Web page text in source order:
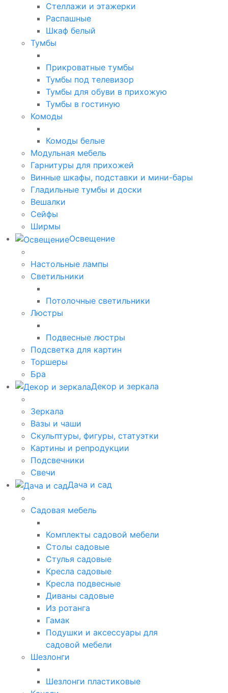
Стеллажи и этажерки
Распашные
Шкаф белый
Тумбы
Прикроватные тумбы
Тумбы под телевизор
Тумбы для обуви в прихожую
Тумбы в гостиную
Комоды
Комоды белые
Модульная мебель
Гарнитуры для прихожей
Винные шкафы, подставки и мини-бары
Гладильные тумбы и доски
Вешалки
Сейфы
Ширмы
Освещение
Настольные лампы
Светильники
Потолочные светильники
Люстры
Подвесные люстры
Подсветка для картин
Торшеры
Бра
Декор и зеркала
Зеркала
Вазы и чаши
Скульптуры, фигуры, статуэтки
Картины и репродукции
Подсвечники
Свечи
Дача и сад
Садовая мебель
Комплекты садовой мебели
Столы садовые
Стулья садовые
Кресла садовые
Кресла подвесные
Диваны садовые
Из ротанга
Гамак
Подушки и аксессуары для
садовой мебели
Шезлонги
Шезлонги пластиковые